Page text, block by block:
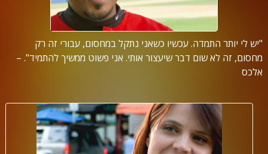
"יש לי יותר התמדה. עכשיו כשאני נתקל במחסום, עבורי זה רק
מחסום, זה לא שום דבר שיעצור אותי. אני פשוט ממשיך להתמיד". –
אלכס